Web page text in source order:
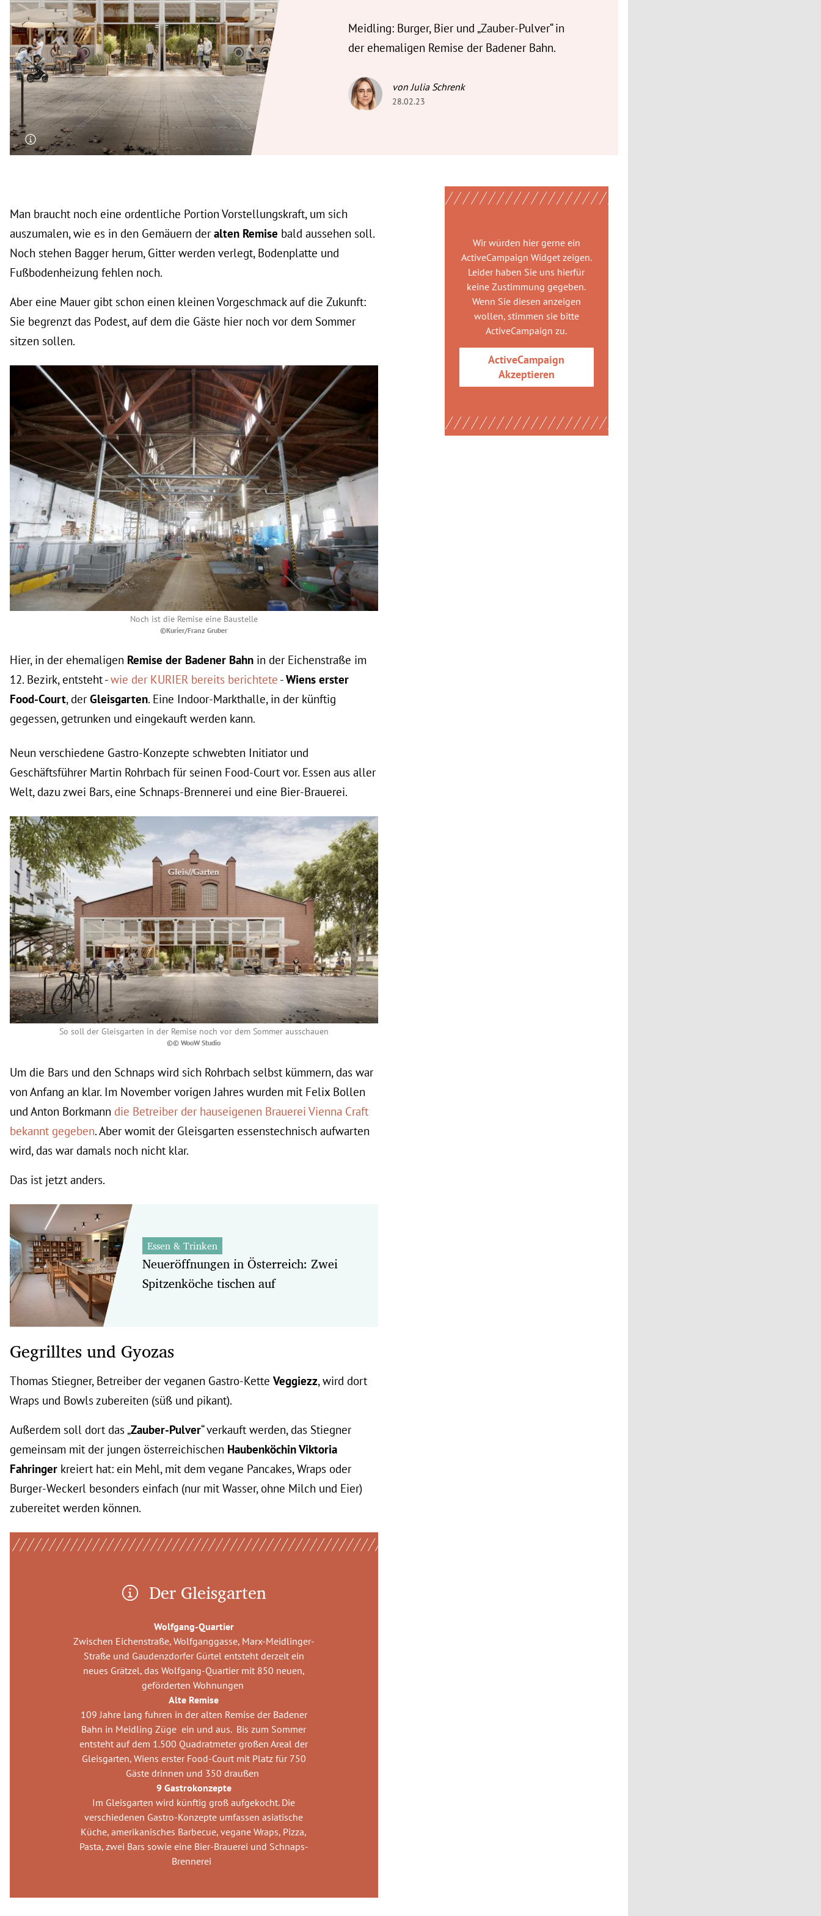
Untermenü
Untermenü
Untermenü
Untermenü
Untermenü
Untermenü
Untermenü
Meidling: Burger, Bier und „Zauber-Pulver“ in
der ehemaligen Remise der Badener Bahn.
von Julia Schrenk
28.02.23
Man braucht noch eine ordentliche Portion Vorstellungskraft, um sich
auszumalen, wie es in den Gemäuern deralten Remise bald aussehen soll.
Noch stehen Bagger herum, Gitter werden verlegt, Bodenplatte und
Fußbodenheizung fehlen noch.
Aber eine Mauer gibt schon einen kleinen Vorgeschmack auf die Zukunft:
Sie begrenzt das Podest, auf dem die Gäste hier noch vor dem Sommer
sitzen sollen.
Noch ist die Remise eine Baustelle
©Kurier/Franz Gruber
Hier, in der ehemaligen Remise der Badener Bahn in der Eichenstraße im
12. Bezirk, entsteht -wie der KURIER bereits berichtete -Wiens erster
Food-Court, derGleisgarten. Eine Indoor-Markthalle, in der künftig
gegessen, getrunken und eingekauft werden kann.
Neun verschiedene Gastro-Konzepte schwebten Initiator und
Geschäftsführer Martin Rohrbach für seinen Food-Court vor. Essen aus aller
Welt, dazu zwei Bars, eine Schnaps-Brennerei und eine Bier-Brauerei.
So soll der Gleisgarten in der Remise noch vor dem Sommer ausschauen
©© WooW Studio
Um die Bars und den Schnaps wird sich Rohrbach selbst kümmern, das war
von Anfang an klar. Im November vorigen Jahres wurden mit Felix Bollen
und Anton Borkmann die Betreiber der hauseigenen Brauerei Vienna Craft
bekannt gegeben. Aber womit der Gleisgarten essenstechnisch aufwarten
wird, das war damals noch nicht klar.
Das ist jetzt anders.
Essen & Trinken
Neueröffnungen in Österreich: Zwei
Spitzenköche tischen auf
Gegrilltes und Gyozas
Thomas Stiegner, Betreiber der veganen Gastro-Kette Veggiezz, wird dort
Wraps und Bowls zubereiten (süß und pikant).
Außerdem soll dort das „Zauber-Pulver“ verkauft werden, das Stiegner
gemeinsam mit der jungen österreichischen Haubenköchin Viktoria
Fahringer kreiert hat: ein Mehl, mit dem vegane Pancakes, Wraps oder
Burger-Weckerl besonders einfach (nur mit Wasser, ohne Milch und Eier)
zubereitet werden können.
Der Gleisgarten
Wolfgang-Quartier
Zwischen Eichenstraße, Wolfganggasse, Marx-Meidlinger-
Straße und Gaudenzdorfer Gürtel entsteht derzeit ein
neues Grätzel, das Wolfgang-Quartier mit 850 neuen,
geförderten Wohnungen
Alte Remise
109 Jahre lang fuhren in der alten Remise der Badener
Bahn in Meidling Züge ein und aus. Bis zum Sommer
entsteht auf dem 1.500 Quadratmeter großen Areal der
Gleisgarten, Wiens erster Food-Court mit Platz für 750
Gäste drinnen und 350 draußen
9 Gastrokonzepte
Im Gleisgarten wird künftig groß aufgekocht. Die
verschiedenen Gastro-Konzepte umfassen asiatische
Küche, amerikanisches Barbecue, vegane Wraps, Pizza,
Pasta, zwei Bars sowie eine Bier-Brauerei und Schnaps-
Brennerei
Wir würden hier gerne ein
ActiveCampaign Widgetzeigen.
Leider haben Sie uns hierfür
keine Zustimmung gegeben.
Wenn Sie diesen anzeigen
wollen, stimmen sie bitte
ActiveCampaign zu.
ActiveCampaign
Akzeptieren